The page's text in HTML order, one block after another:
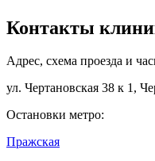
Контакты
Адрес, схема проезда и
ул. Чертановская 38 к 1,
Остановки метро:
Пражская